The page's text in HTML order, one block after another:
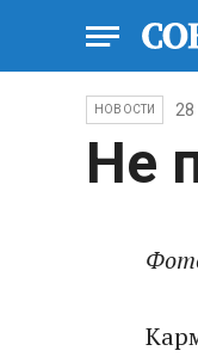
НОВОСТИ 28
Не